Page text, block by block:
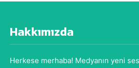
Hakkımızda
Herkese merhaba! Medyanın yeni